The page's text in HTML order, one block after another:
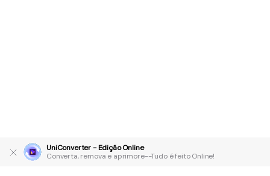
UniConverter - Edição Online
Converta, remova e aprimore--Tudo é feito Online!